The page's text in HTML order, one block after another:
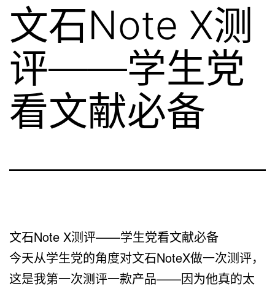
文石Note X测
评——学生党
看文献必备
文石Note X测评——学生党看文献必备
今天从学生党的角度对文石NoteX做一次测评，
这是我第一次测评一款产品——因为他真的太